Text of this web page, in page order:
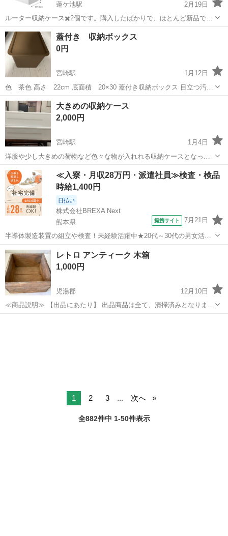
蓮ケ池駅
2月19日
ルーター収納ケース✖️2個です。購入したばかりで、ほとんど新品で
す。ホワイトです。
宮崎 宮崎市 蓮ケ池駅 収納家具
蓋付き 収納ボックス
0円
宮崎駅
1月12日
色 茶色 高さ 22cm 底面積 20×30 蓋付き収納ボックス 目立つ汚れ
ありません 1/12限定です
宮崎 宮崎市 宮崎駅 収納家具
大きめの収納ケース
2,000円
宮崎駅
1月4日
洋服や少し大きめの荷物など色々な物が入れれる収納ケースとなって
ます。 荷物を入れてから押し入れにも直せます。
宮崎 宮崎市 宮崎駅 収納家具 ケース
≪入寮・月収28万円・派遣社員≫検査・検品
時給1,400円
日払い
株式会社BREXA Next
熊本県
提携サイト 7月21日
半導体製造装置の組立や検査！未経験活躍中★20代～30代の男女活躍
中★ワンルーム寮完備！赴任旅費会社負担！マイカー通勤OK！無料駐
車場あり！正社員登用あり！《熊本県菊池郡大津町》 人気の工場のお
仕事 ◇半導体製造装置の組立...
熊本 その他
レトロ アンティーク 木箱
1,000円
児湯郡
12月10日
≪商品説明≫ 【出品にあたり】 出品商品は全て、清掃済みとなりま
す。 なお、木の劣化を鑑みて水拭きはしていません 【商品コンディシ
1 2 3 ... 次へ
全882件中 1-50件表示